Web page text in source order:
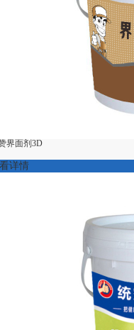
界面剂3D
详情